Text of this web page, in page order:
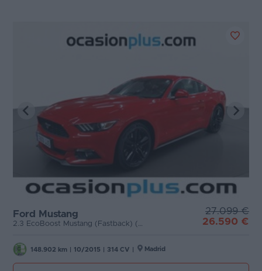
Ford Mustang
2.3 EcoBoost Mustang (Fastback) (314 CV)
27.099 €
26.590 €
148.902 km 10/2015 314 CV Madrid